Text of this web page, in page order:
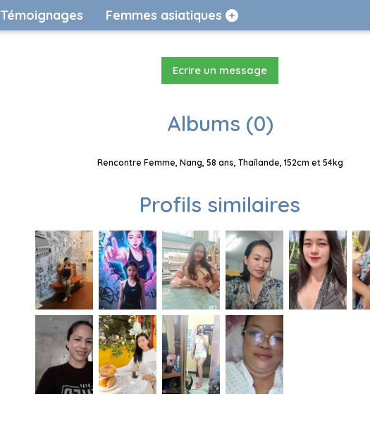
Témoignages Femmes asiatiques
Ecrire un message
Albums (0)
Rencontre Femme, Nang, 58 ans, Thaïlande, 152cm et 54kg
Profils similaires